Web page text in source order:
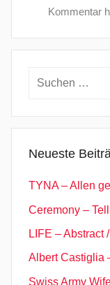
Kommentar
Suchen
Neueste
TYNA – Allen
Ceremony –
LIFE – Abstract
Albert Castiglia
Swiss Army